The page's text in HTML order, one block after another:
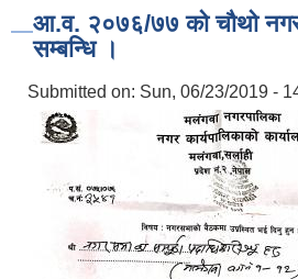
आ.व. २०७६/७७ को चौथो
सम्बन्धि ।
Submitted on: Sun, 06/23/2019 -